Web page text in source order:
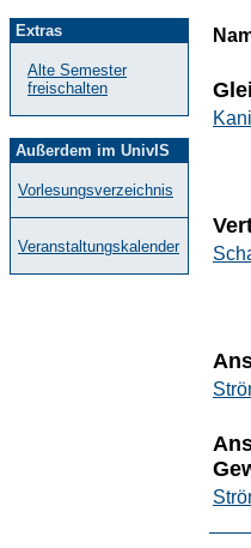
Extras
Alte Semester
freischalten
Außerdem im UnivIS
Vorlesungsverzeichnis
Veranstaltungskalender